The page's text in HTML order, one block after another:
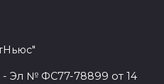
Эл № ФС77-78899 от 14